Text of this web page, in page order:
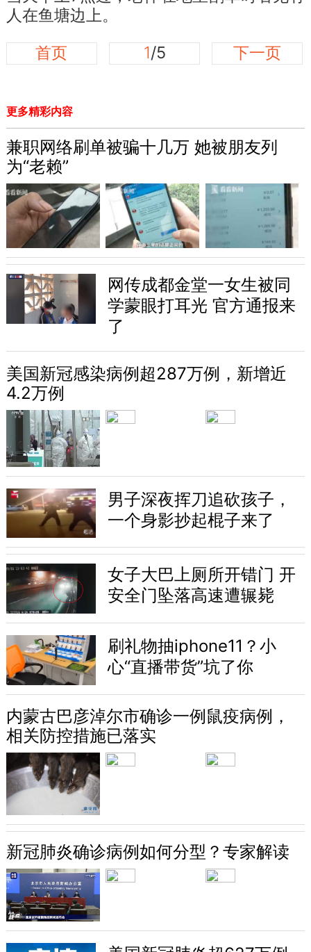
人在鱼塘边上。
首页
1/5 下一页
更多精彩内容
兼职网络刷单被骗十几万 她被朋友列
为“老赖”
网传成都金堂一女生被同
学蒙眼打耳光 官方通报来
了
美国新冠感染病例超287万例，新增近
4.2万例
男子深夜挥刀追砍孩子，
一个身影抄起棍子来了
女子大巴上厕所开错门 开
安全门坠落高速遭辗毙
刷礼物抽iphone11？小
心“直播带货”坑了你
内蒙古巴彦淖尔市确诊一例鼠疫病例，
相关防控措施已落实
新冠肺炎确诊病例如何分型？专家解读